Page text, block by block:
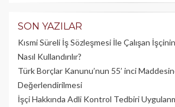
SON YAZILAR
Kısmi Süreli İş Sözleşmesi İle Çalışan
Nasıl Kullandırılır?
Türk Borçlar Kanunu’nun 55’ inci
Değerlendirilmesi
İşçi Hakkında Adli Kontrol Tedbiri